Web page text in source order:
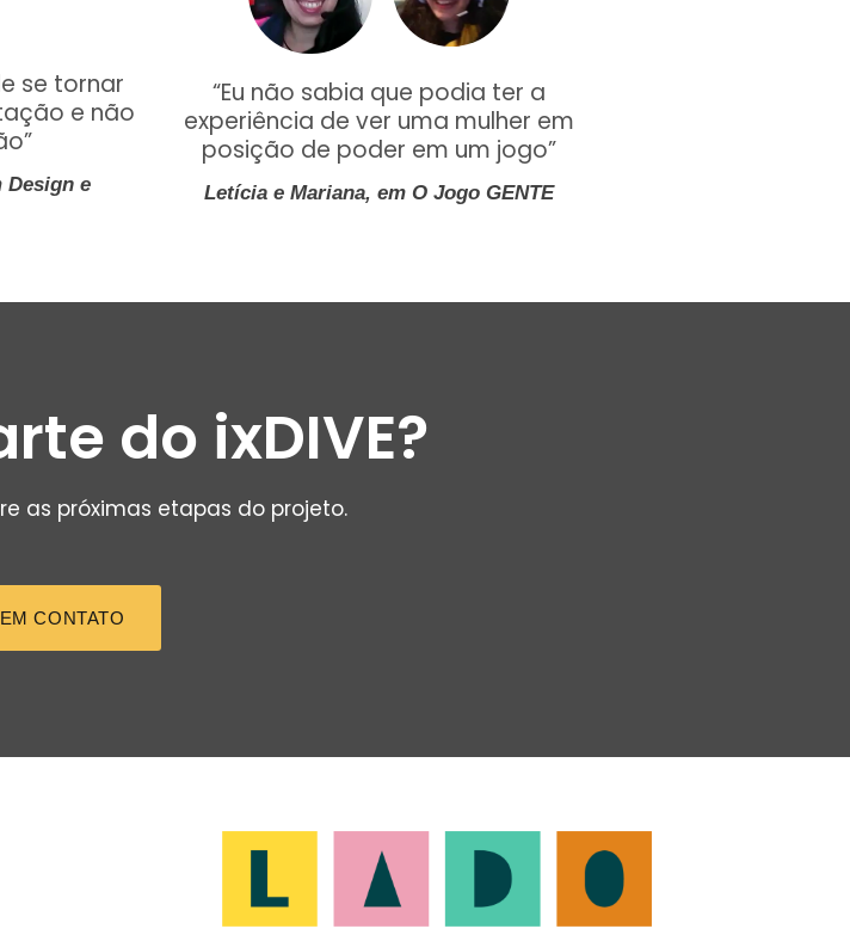
se tornar
e não
Design e
“Eu não sabia que podia ter a
experiência de ver uma mulher em
posição de poder em um jogo”
Letícia e Mariana, em O Jogo GENTE
do ixDIVE?
as próximas etapas do projeto.
CONTATO